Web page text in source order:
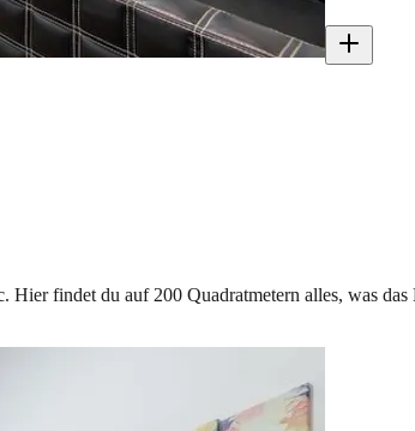
findet du auf 200 Quadratmetern alles, was